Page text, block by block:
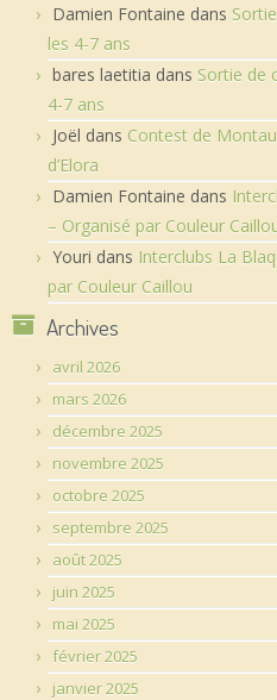
Damien Fontaine dans
les 4-7 ans
bares laetitia dans Sortie de
4-7 ans
Joël dans Contest de
d’Elora
Damien Fontaine dans
– Organisé par Couleur
Youri dans Interclubs La
par Couleur Caillou
Archives
avril 2026
mars 2026
décembre 2025
novembre 2025
octobre 2025
septembre 2025
août 2025
juin 2025
mai 2025
février 2025
janvier 2025